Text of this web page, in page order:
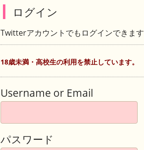
ログイン
Twitterアカウントでもログインできます
18歳未満・高校生の利用を禁止しています。
Username or Email
パスワード